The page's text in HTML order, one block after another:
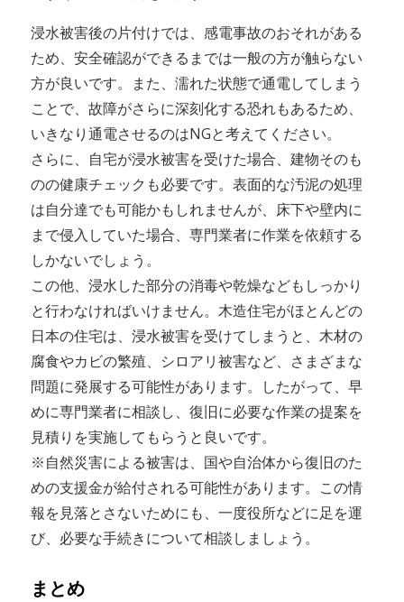
浸水被害後の片付けでは、感電事故のおそれがある
ため、安全確認ができるまでは一般の方が触らない
方が良いです。また、濡れた状態で通電してしまう
ことで、故障がさらに深刻化する恐れもあるため、
いきなり通電させるのはNGと考えてください。
さらに、自宅が浸水被害を受けた場合、建物そのも
のの健康チェックも必要です。表面的な汚泥の処理
は自分達でも可能かもしれませんが、床下や壁内に
まで侵入していた場合、専門業者に作業を依頼する
しかないでしょう。
この他、浸水した部分の消毒や乾燥などもしっかり
と行わなければいけません。木造住宅がほとんどの
日本の住宅は、浸水被害を受けてしまうと、木材の
腐食やカビの繁殖、シロアリ被害など、さまざまな
問題に発展する可能性があります。したがって、早
めに専門業者に相談し、復旧に必要な作業の提案を
見積りを実施してもらうと良いです。
※自然災害による被害は、国や自治体から復旧のた
めの支援金が給付される可能性があります。この情
報を見落とさないためにも、一度役所などに足を運
び、必要な手続きについて相談しましょう。
まとめ